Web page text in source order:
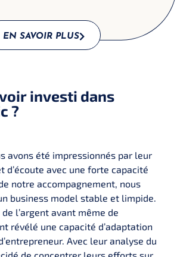
EN SAVOIR PLUS
investi dans
?
avons été impressionnés par leur
d’écoute avec une forte capacité
notre accompagnement, nous
business model stable et limpide.
l’argent avant même de
révélé une capacité d’adaptation
Avec leur analyse du
de concentrer leurs efforts sur